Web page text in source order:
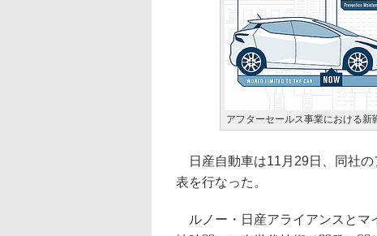
アフターセールス事業における新
日産自動車は11月29日、同社の
表を行なった。
ルノー・日産アライアンスとマ